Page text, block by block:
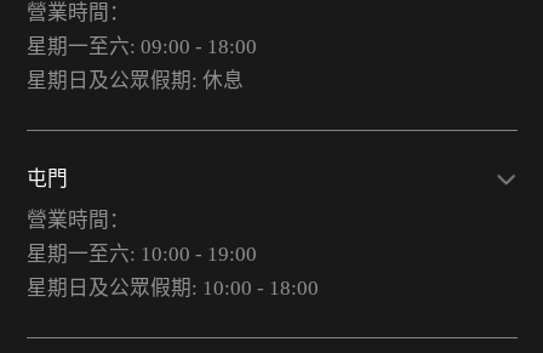
營業時間：
星期一至六: 09:00 - 18:00
星期日及公眾假期: 休息
屯門
營業時間：
星期一至六: 10:00 - 19:00
星期日及公眾假期: 10:00 - 18:00